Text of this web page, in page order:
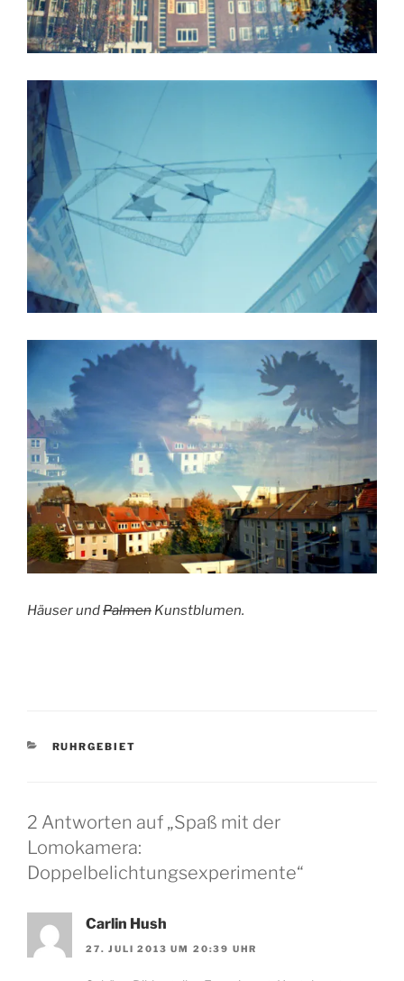
Häuser undPalmen Kunstblumen.
KATEGORIEN
RUHRGEBIET
2 Antworten auf „Spaß mit der
Lomokamera:
Doppelbelichtungsexperimente“
Carlin Hush
27. JULI 2013 UM 20:39 UHR